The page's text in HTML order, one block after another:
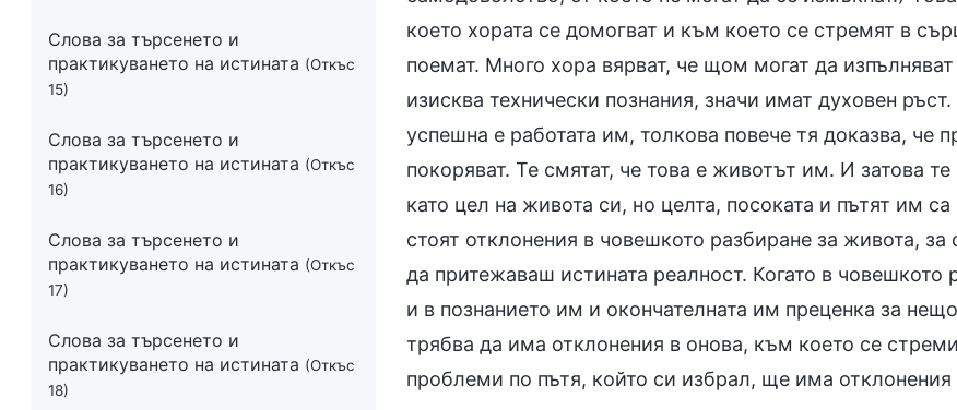
Слова за търсенето и
практикуването на истината (Откъс
15)
Слова за търсенето и
практикуването на истината (Откъс
16)
Слова за търсенето и
практикуването на истината (Откъс
17)
Слова за търсенето и
практикуването на истината (Откъс
18)
което хората се домогват и към което се стремят в
поемат. Много хора вярват, че щом могат да
изисква технически познания, значи имат духовен
успешна е работата им, толкова повече тя доказва, че
покоряват. Те смятат, че това е животът им. И затова
като цел на живота си, но целта, посоката и пътят им
стоят отклонения в човешкото разбиране за живота,
да притежаваш истината реалност. Когато в
и в познанието им и окончателната им преценка за
трябва да има отклонения в онова, към което се
проблеми по пътя, който си избрал, ще има отклонения